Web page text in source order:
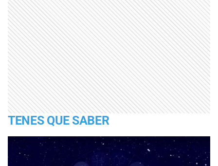
TENES QUE SABER